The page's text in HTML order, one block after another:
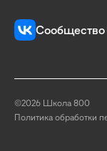
Сообщество
©2026 Школа 800
Политика обработки